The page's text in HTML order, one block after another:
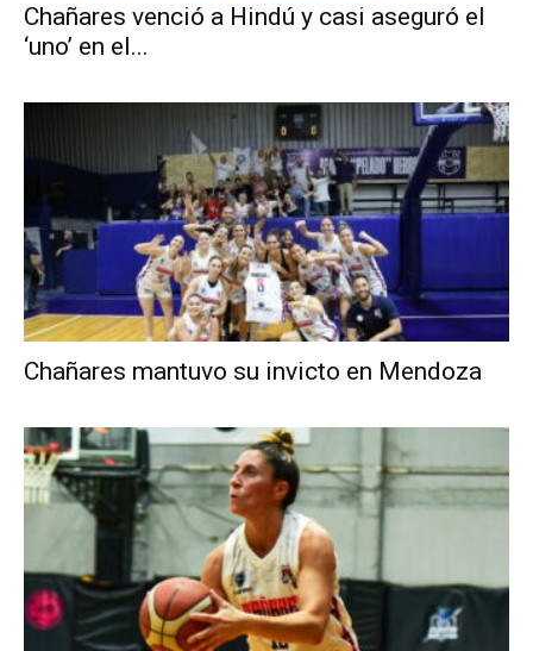
Chañares venció a Hindú y casi aseguró el
‘uno’ en el...
Chañares mantuvo su invicto en Mendoza